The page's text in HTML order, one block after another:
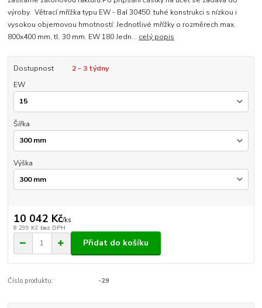
výroby. Větrací mřížka typu EW - BaI 30450: tuhé konstrukci s nízkou i
vysokou objemovou hmotností: Jednotlivé mřížky o rozměrech max.
800x400 mm, tl. 30 mm. EW 180 Jedn... celý popis
Dostupnost
2 - 3 týdny
EW
Šířka
Výška
10 042 Kč/ks
8 299 Kč bez DPH
Přidat do košíku
Číslo produktu: -29